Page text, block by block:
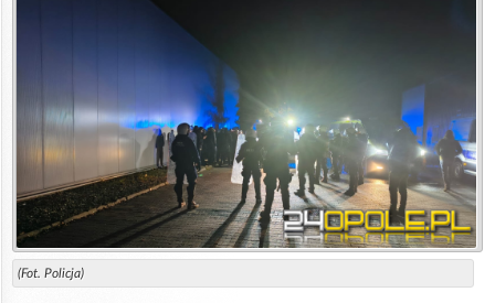
(Fot. Policja)